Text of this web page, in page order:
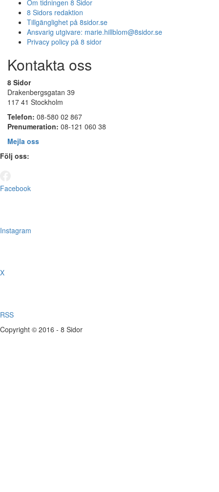
Om tidningen 8 Sidor
8 Sidors redaktion
Tillgänglighet på 8sidor.se
Ansvarig utgivare: marie.hillblom@8sidor.se
Privacy policy på 8 sidor
Kontakta oss
8 Sidor
Drakenbergsgatan 39
117 41 Stockholm
Telefon: 08-580 02 867
Prenumeration: 08-121 060 38
Mejla oss
Följ oss:
Facebook
Instagram
X
RSS
Copyright © 2016 - 8 Sidor